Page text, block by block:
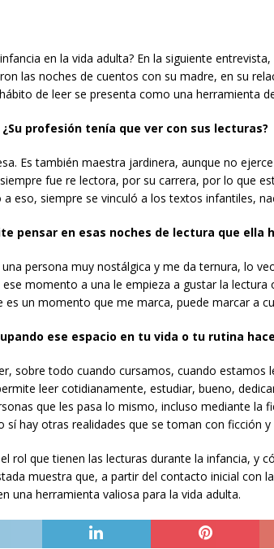
en la vida adulta? En la siguiente
las noches de cuentos con su madre, en su
de leer se presenta como una herramienta
profesión tenía que ver con sus lecturas?
Es también maestra jardinera, aunque no
fue re lectora, por su carrera, por lo que
eso, siempre se vinculó a los textos infantiles,
pensar en esas noches de lectura que ella
persona muy nostálgica y me da ternura, lo
momento a una le empieza a gustar la
un momento que me marca, puede marcar a
ese espacio en tu vida o tu rutina
sobre todo cuando cursamos, cuando
leer cotidianamente, estudiar, bueno,
que les pasa lo mismo, incluso mediante la
sí hay otras realidades que se toman con ficción
rol que tienen las lecturas durante la infancia, y
muestra que, a partir del contacto inicial con
una herramienta valiosa para la vida adulta.